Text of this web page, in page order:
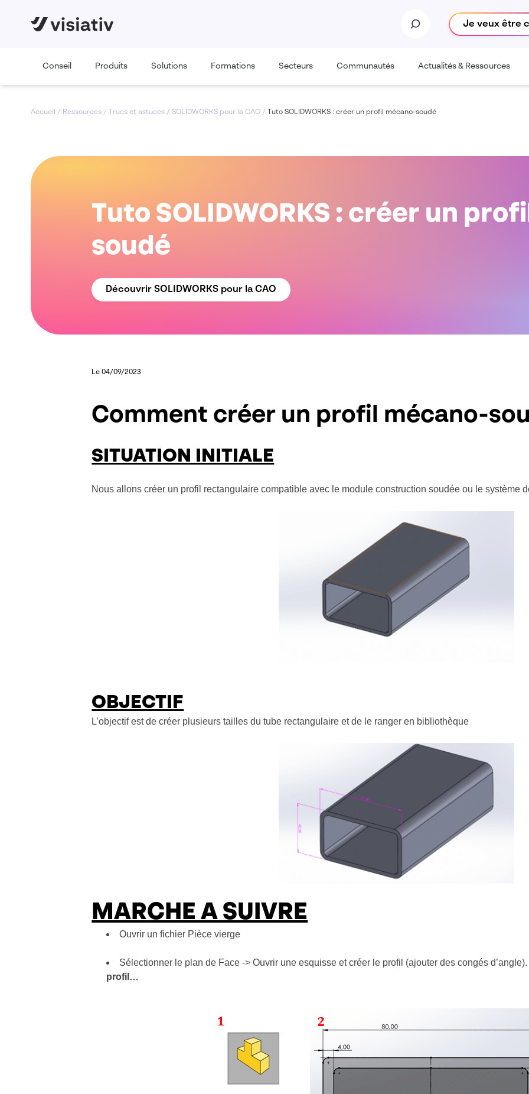
Je veux être
Conseil Produits Solutions Formations Secteurs Communautés Actualités & Ressources
Accueil / Ressources / Trucs et astuces / SOLIDWORKS pour la CAO / Tuto SOLIDWORKS : créer un profil mécano-soudé
Tuto SOLIDWORKS : créer un
soudé
Découvrir SOLIDWORKS pour la CAO
Le 04/09/2023
Comment créer un profil mécano-
SITUATION INITIALE
Nous allons créer un profil rectangulaire compatible avec le module construction soudée ou le système
OBJECTIF
L’objectif est de créer plusieurs tailles du tube rectangulaire et de le ranger en bibliothèque
MARCHE A SUIVRE
Ouvrir un fichier Pièce vierge
Sélectionner le plan de Face -> Ouvrir une esquisse et créer le profil (ajouter des congés
profil…